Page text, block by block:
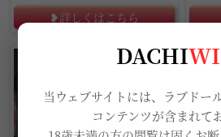
❥詳しくはこちら
DACHI
当ウェブサイトには、ラブドー
コンテンツが含まれて